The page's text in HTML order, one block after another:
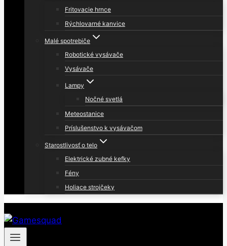
Fritovacie hrnce
Rýchlovarné kanvice
Malé spotrebiče
Robotické vysávače
Vysávače
Lampy
Nočné svetlá
Meteostanice
Príslušenstvo k vysávačom
Starostlivosť o telo
Elektrické zubné kefky
Fény
Holiace strojčeky